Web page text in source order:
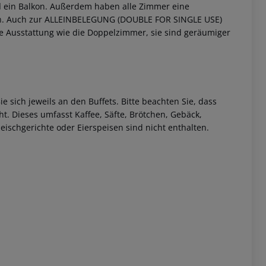
Balkon. Außerdem haben alle Zimmer eine
Auch zur ALLEINBELEGUNG (DOUBLE FOR SINGLE USE)
Ausstattung wie die Doppelzimmer, sie sind geräumiger
sich jeweils an den Buffets. Bitte beachten Sie, dass
Dieses umfasst Kaffee, Säfte, Brötchen, Gebäck,
oder Eierspeisen sind nicht enthalten.